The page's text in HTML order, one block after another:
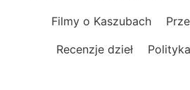
Filmy o Kaszubach
Recenzje dzieł